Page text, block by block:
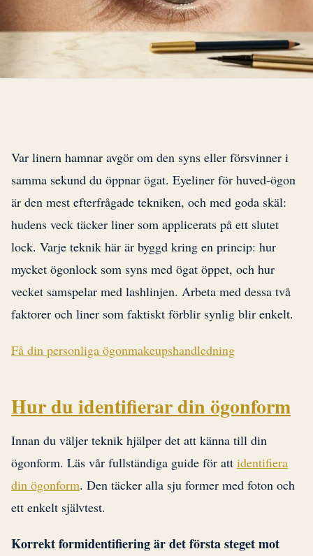
Var linern hamnar avgör om den syns eller försvinner i
samma sekund du öppnar ögat. Eyeliner för huved-ögon
är den mest efterfrågade tekniken, och med goda skäl:
hudens veck täcker liner som applicerats på ett slutet
lock. Varje teknik här är byggd kring en princip: hur
mycket ögonlock som syns med ögat öppet, och hur
vecket samspelar med lashlinjen. Arbeta med dessa två
faktorer och liner som faktiskt förblir synlig blir enkelt.
Få din personliga ögonmakeupshandledning
Hur du identifierar din ögonform
Innan du väljer teknik hjälper det att känna till din
ögonform. Läs vår fullständiga guide för att identifiera
din ögonform. Den täcker alla sju former med foton och
ett enkelt självtest.
Korrekt formidentifiering är det första steget mot